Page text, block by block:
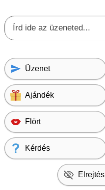
Üzenet
Ajándék
Flört
Kérdés
Elrejtés